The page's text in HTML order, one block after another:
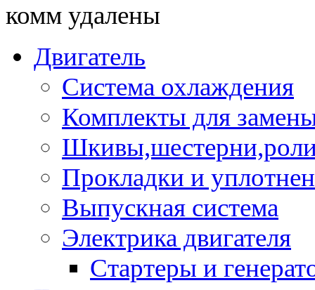
комм удалены
Двигатель
Система охлаждения
Комплекты для
Прокладки и
Выпускная система
Электрика двигателя
Стартеры и